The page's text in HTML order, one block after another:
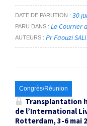
DATE DE PARUTION 30
PARU DANS Le Courrier
AUTEURS Pr Faouzi
Congrès/Réunion
Transplantation
de l’International
Rotterdam, 3-6 mai